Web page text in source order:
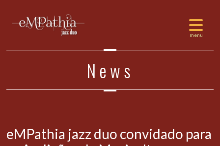
News
eMPathia jazz duo convidado para